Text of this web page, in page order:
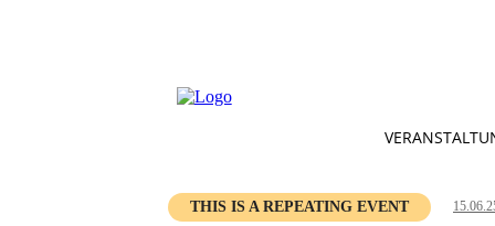
THIS IS A REPEATING EVENT